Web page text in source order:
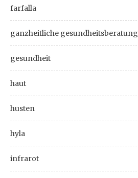
farfalla
ganzheitliche gesundheitsberatung
gesundheit
haut
husten
hyla
infrarot